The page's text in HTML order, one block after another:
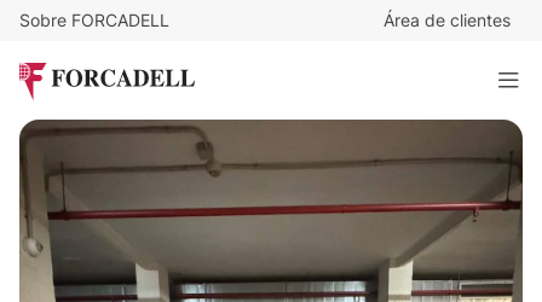
Sobre FORCADELL Área de clientes
22.000
13 m²